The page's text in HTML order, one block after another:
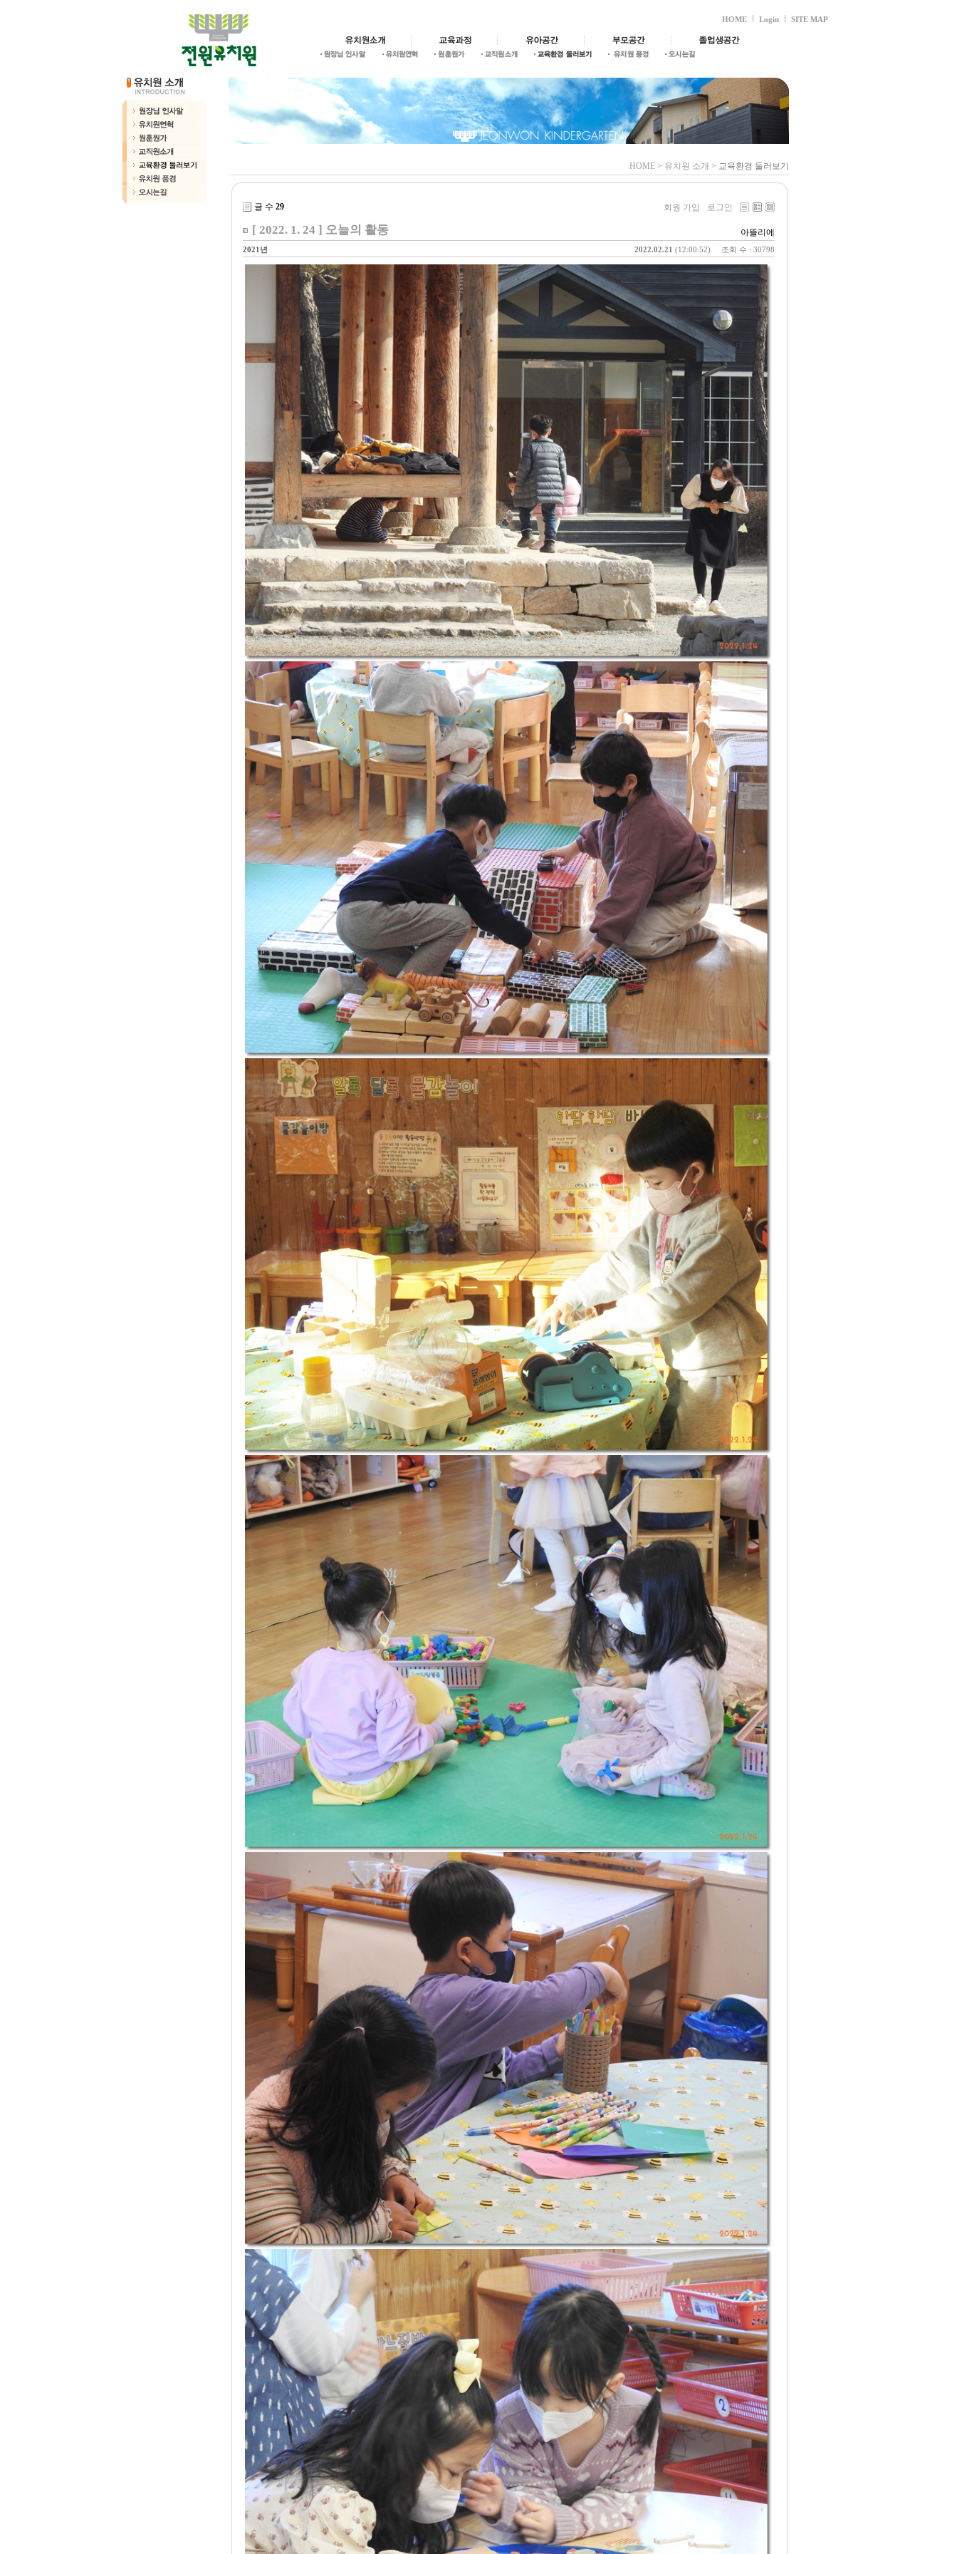
HOME Login SITE MAP
HOME > 유치원 소개 > 교육환경 둘러보기
글 수 29 회원 가입 로그인
[ 2022. 1. 24 ] 오늘의 활동 아뜰리에
조회 수 : 30798
2022.02.21 (12:00:52)
2021년